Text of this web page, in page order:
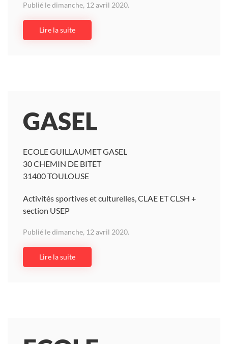
Publié le dimanche, 12 avril 2020.
Lire la suite
GASEL
ECOLE GUILLAUMET GASEL
30 CHEMIN DE BITET
31400 TOULOUSE
Activités sportives et culturelles, CLAE ET CLSH +
section USEP
Publié le dimanche, 12 avril 2020.
Lire la suite